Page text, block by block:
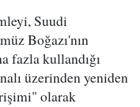
Suudi
Boğazı'nın
fazla kullandığı
üzerinden yeniden
olarak